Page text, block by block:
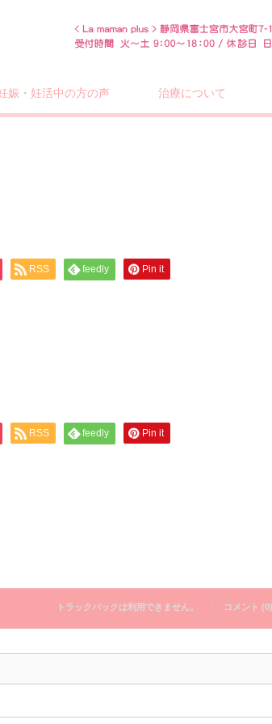
娠・妊活中の方の声 治療について
RSS feedly Pin it
RSS feedly Pin it
トラックバックは利用できません。 コメント (0)